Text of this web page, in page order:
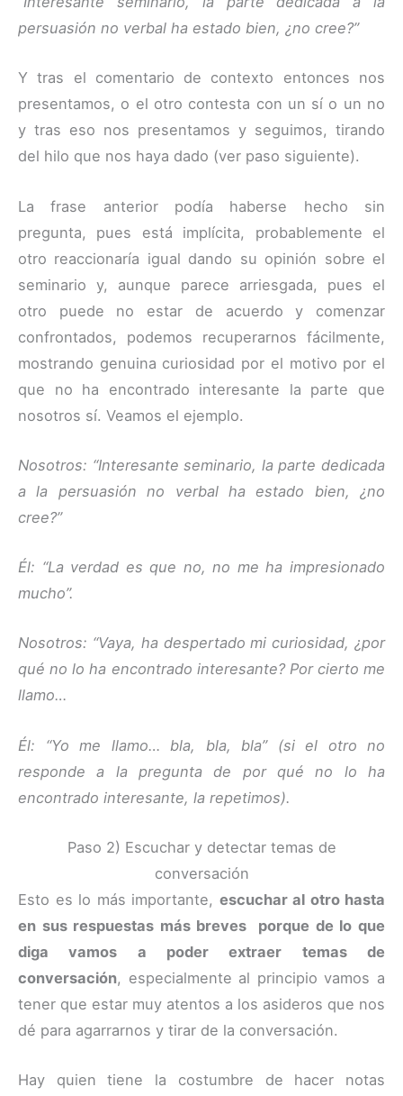
persuasión no verbal ha estado bien, ¿no cree?”
Y tras el comentario de contexto entonces nos
presentamos, o el otro contesta con un sí o un no
y tras eso nos presentamos y seguimos, tirando
del hilo que nos haya dado (ver paso siguiente).
La frase anterior podía haberse hecho sin
pregunta, pues está implícita, probablemente el
otro reaccionaría igual dando su opinión sobre el
seminario y, aunque parece arriesgada, pues el
otro puede no estar de acuerdo y comenzar
confrontados, podemos recuperarnos fácilmente,
mostrando genuina curiosidad por el motivo por el
que no ha encontrado interesante la parte que
nosotros sí. Veamos el ejemplo.
Nosotros: “Interesante seminario, la parte dedicada
a la persuasión no verbal ha estado bien, ¿no
cree?”
Él: “La verdad es que no, no me ha impresionado
mucho”.
Nosotros: “Vaya, ha despertado mi curiosidad, ¿por
qué no lo ha encontrado interesante? Por cierto me
llamo…
Él: “Yo me llamo… bla, bla, bla” (si el otro no
responde a la pregunta de por qué no lo ha
encontrado interesante, la repetimos).
Paso 2) Escuchar y detectar temas de
conversación
Esto es lo más importante, escuchar al otro hasta
en sus respuestas más breves
porque de lo que
diga vamos a poder extraer temas de
conversación, especialmente al principio vamos a
tener que estar muy atentos a los asideros que nos
dé para agarrarnos y tirar de la conversación.
Hay quien tiene la costumbre de hacer notas